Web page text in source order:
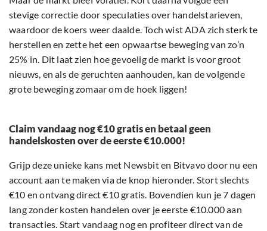
stevige correctie door speculaties over handelstarieven,
waardoor de koers weer daalde. Toch wist ADA zich sterk te
herstellen en zette het een opwaartse beweging van zo’n
25% in. Dit laat zien hoe gevoelig de markt is voor groot
nieuws, en als de geruchten aanhouden, kan de volgende
grote beweging zomaar om de hoek liggen!
Claim vandaag nog €10 gratis en betaal geen
handelskosten over de eerste €10.000!
Grijp deze unieke kans met Newsbit en Bitvavo door nu een
account aan te maken via de knop hieronder. Stort slechts
€10 en ontvang direct €10 gratis. Bovendien kun je 7 dagen
lang zonder kosten handelen over je eerste €10.000 aan
transacties. Start vandaag nog en profiteer direct van de